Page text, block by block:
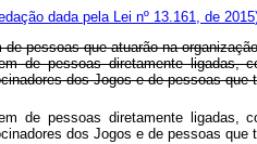
dada pela Lei nº 13.161, de
pessoas que atuarão na
de pessoas diretamente
dos Jogos e de pessoas
de pessoas diretamente
dos Jogos e de pessoas